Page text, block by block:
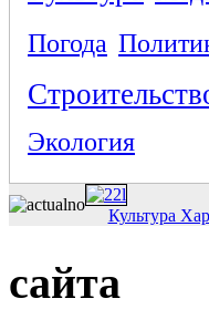
Погода
Экология
Культура
сайта